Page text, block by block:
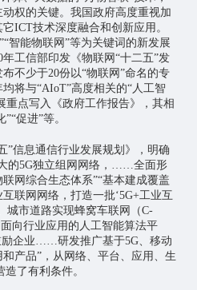
权的关键。我国政府高度重视加
ICT技术深度融合和创新应用。
智能物联网”等为关键词的新发展
工信部印发《物联网“十二五”发
不少于20份以“物联网”命名的专
将与“AIoT”高度相关的“人工智
重点写入《政府工作报告》，其相
促进”等。
”信息通信行业发展规划》，明确
的5G独立组网网络，……全面形
网 综合生态体系”“基本建成覆盖
互联网 网络，打造一批‘5G+工业互
市道路实现蜂窝车联网（C-
向行业应用的人工智能算法平
励企业……研发推广基于5G、移动
产品”，从网络、平台、应用、生
了有利条件。